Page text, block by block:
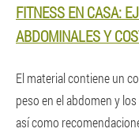
FITNESS EN CASA:
ABDOMINALES Y
El material contiene un
peso en el abdomen y
así como